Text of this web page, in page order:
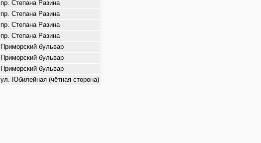
пр. Степана Разина
пр. Степана Разина
пр. Степана Разина
пр. Степана Разина
Приморский бульвар
Приморский бульвар
Приморский бульвар
ул. Юбилейная (чётная сторона)